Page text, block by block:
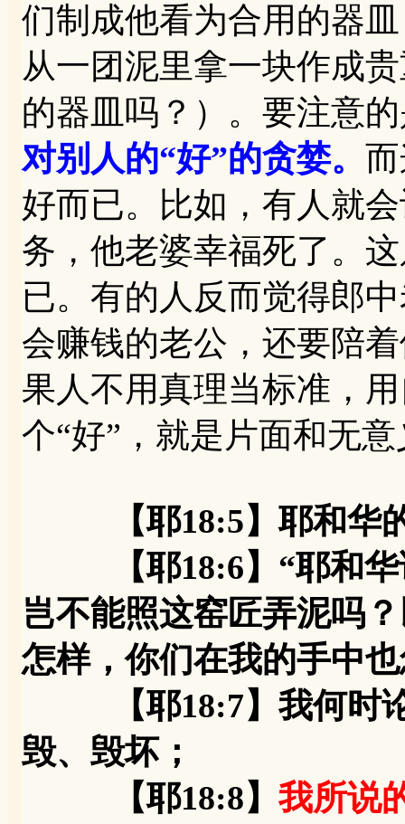
们制成他看为合用的器
从一团泥里拿一块作成
的器皿吗？）。要注意
对别人的“好”的贪婪。
好而已。比如，有人就
务，他老婆幸福死了。
已。有的人反而觉得郎
会赚钱的老公，还要陪
果人不用真理当标准，
个“好”，就是片面和无
【耶18:5】耶和
【耶18:6】“耶和华
岂不能照这窑匠弄泥吗
怎样，你们在我的手中
【耶18:7】我何时论
毁、毁坏；
【耶18:8】 我所说